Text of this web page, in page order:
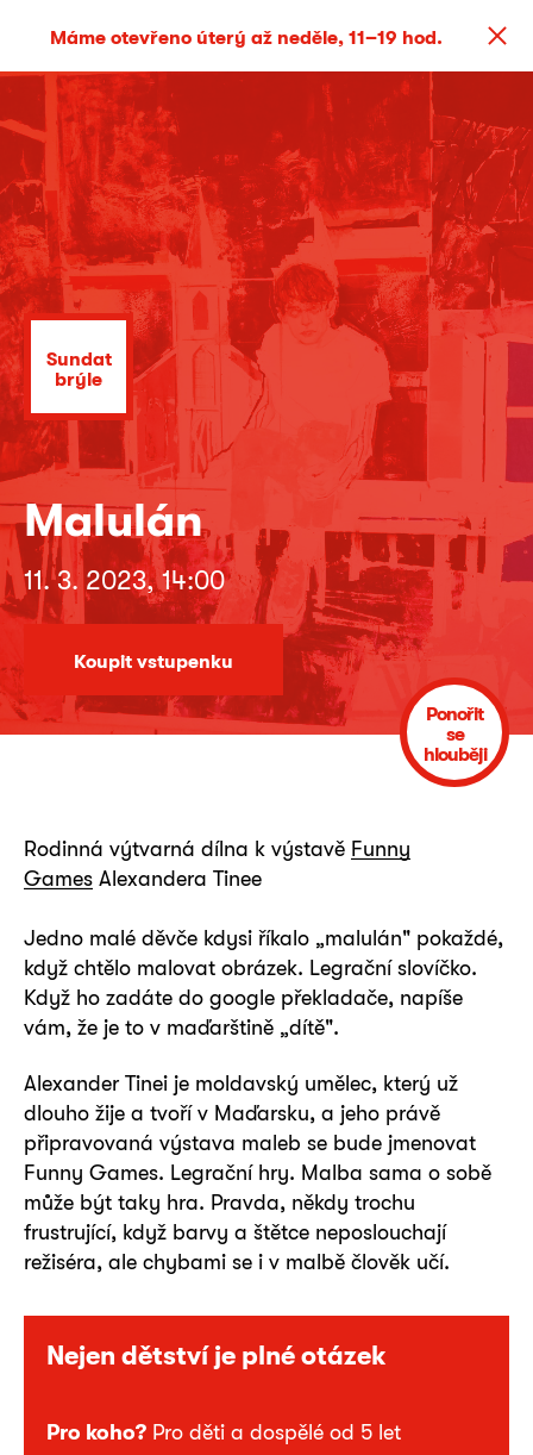
Máme otevřeno úterý až neděle, 11–19 hod.
Sundat
brýle
Malulán
11. 3. 2023, 14:00
Koupit vstupenku
Ponořit
se
hlouběji
Nejen dětství je plné otázek
Pro koho? Pro děti a dospělé od 5 let
Rodinná výtvarná dílna k výstavě Funny
Games Alexandera Tinee
Jedno malé děvče kdysi říkalo „malulán" pokaždé,
když chtělo malovat obrázek. Legrační slovíčko.
Když ho zadáte do google překladače, napíše
vám, že je to v maďarštině „dítě".
Alexander Tinei je moldavský umělec, který už
dlouho žije a tvoří v Maďarsku, a jeho právě
připravovaná výstava maleb se bude jmenovat
Funny Games. Legrační hry. Malba sama o sobě
může být taky hra. Pravda, někdy trochu
frustrující, když barvy a štětce neposlouchají
režiséra, ale chybami se i v malbě člověk učí.